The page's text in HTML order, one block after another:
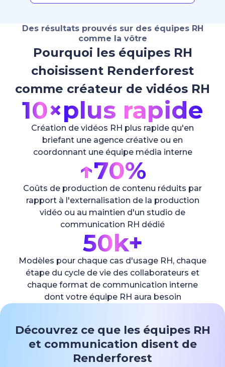
Des résultats prouvés sur des équipes RH
comme la vôtre
Pourquoi les équipes RH
choisissent Renderforest
comme créateur de vidéos RH
10×plus rapide
Création de vidéos RH plus rapide qu'en
briefant une agence créative ou en
coordonnant une équipe média interne
↑70%
Coûts de production de contenu réduits par
rapport à l'externalisation de la production
vidéo ou au maintien d'un studio de
communication RH dédié
50k+
Modèles pour chaque cas d'usage RH, chaque
étape du cycle de vie des collaborateurs et
chaque format de communication interne
dont votre équipe RH aura besoin
Découvrez ce que les équipes RH
et communication disent de
Renderforest